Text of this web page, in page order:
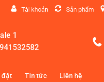
Tài khoản Sản phẩm
1
đặt Tin tức Liên hệ